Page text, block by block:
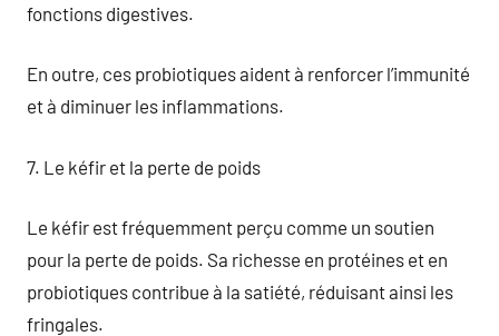
fonctions digestives.
En outre, ces probiotiques aident à renforcer l’immunité
et à diminuer les inflammations.
7. Le kéfir et la perte de poids
Le kéfir est fréquemment perçu comme un soutien
pour la perte de poids. Sa richesse en protéines et en
probiotiques contribue à la satiété, réduisant ainsi les
fringales.